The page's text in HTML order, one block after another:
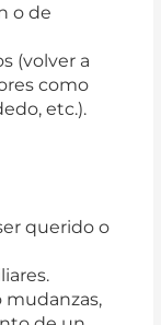
o de
(volver a
como
etc.).
querido o